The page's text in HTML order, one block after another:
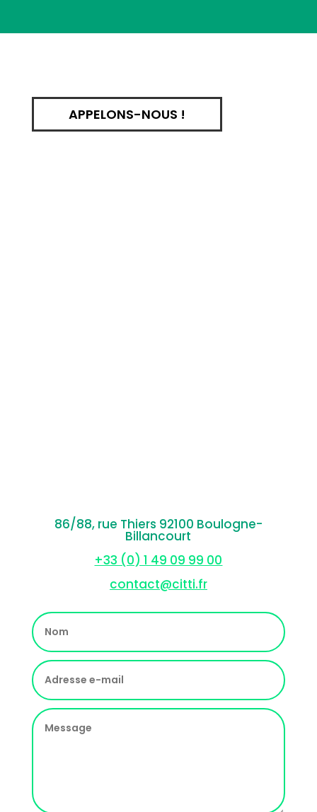
APPELONS-NOUS !
86/88, rue Thiers 92100 Boulogne-
Billancourt
+33 (0) 1 49 09 99 00
contact@citti.fr